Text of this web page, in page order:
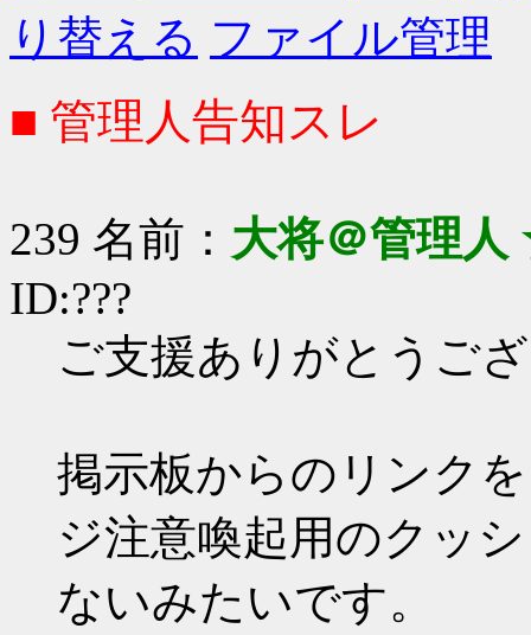
り替える ファイル管理
■ 管理人告知スレ
239 名前： 大将＠管理
ID:???
ご支援ありがとうご
掲示板からのリンク
ジ注意喚起用のクッ
ないみたいです。